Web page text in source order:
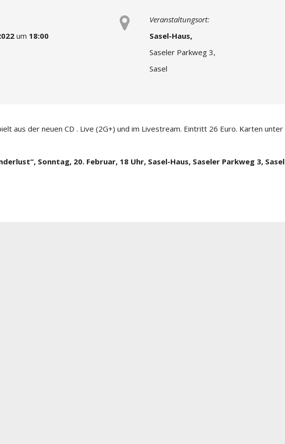
um 18:00
Veranstaltungsort:
Sasel-Haus,
Saseler Parkweg 3,
Sasel
aus der neuen CD . Live (2G+) und im Livestream. Eintritt 26 Euro. Karten unter
Sonntag, 20. Februar, 18 Uhr, Sasel-Haus, Saseler Parkweg 3, Sasel